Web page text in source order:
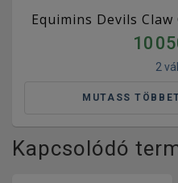
Equimins Devils
10
2
MUTASS
Kapcsolódó